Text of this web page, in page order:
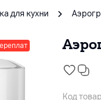
для кухни
Код